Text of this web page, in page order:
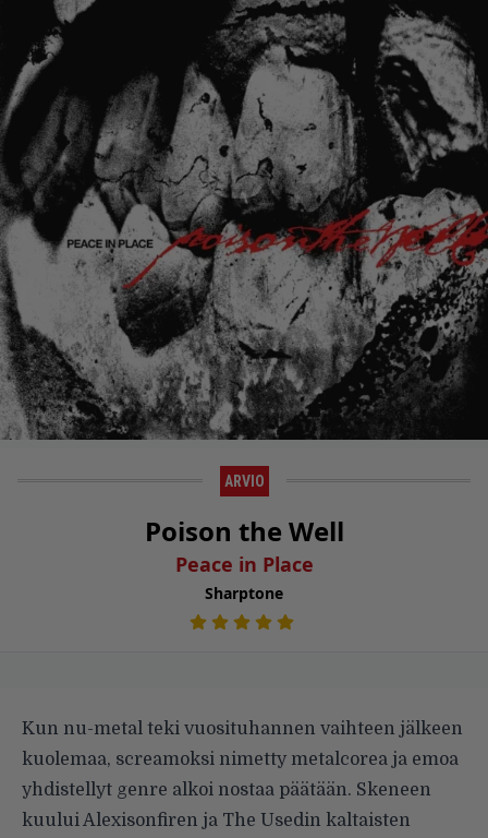
ARVIO
Poison the Well
Peace in Place
Sharptone
Kun nu-metal teki vuosituhannen vaihteen jälkeen
kuolemaa, screa­moksi nimetty metalcorea ja emoa
yhdistellyt genre alkoi nostaa päätään. Skeneen
kuului Alexisonfiren ja The Usedin kaltaisten